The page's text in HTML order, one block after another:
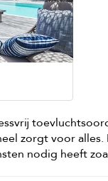
zorgt voor
nodig heeft